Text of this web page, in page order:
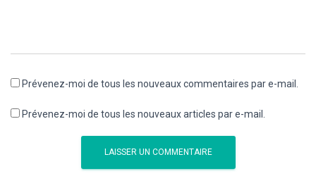
Prévenez-moi de tous les nouveaux commentaires par e-mail.
Prévenez-moi de tous les nouveaux articles par e-mail.